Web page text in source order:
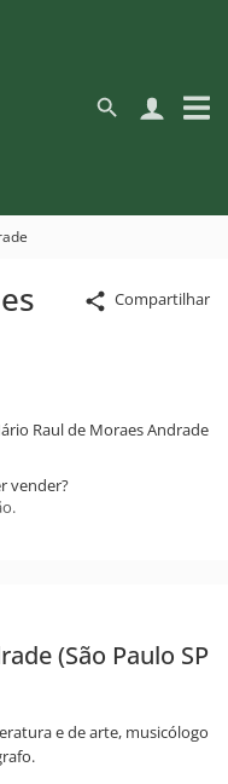
Compartilhar
Raul de Moraes Andrade
vender?
(São Paulo SP
e de arte, musicólogo